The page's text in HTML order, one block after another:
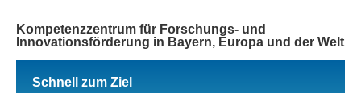
Kompetenzzentrum für Forschungs- und
Innovationsförderung in Bayern, Europa und der Welt
Schnell zum Ziel